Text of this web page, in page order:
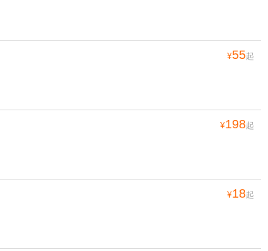
¥55起
¥198起
¥18起